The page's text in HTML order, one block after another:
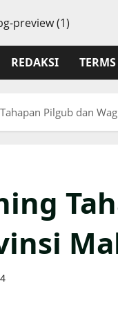
REDAKSI
Pilgub dan